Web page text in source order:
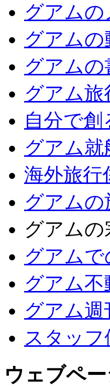
グアム
グアム
グアム
グアム
自分で
グアム
海外旅行
グアムの
グアムの
グアム
グアム不
グアム
スタッフ
ウェブペ